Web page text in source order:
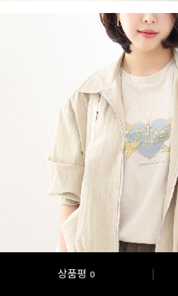
상품평 0